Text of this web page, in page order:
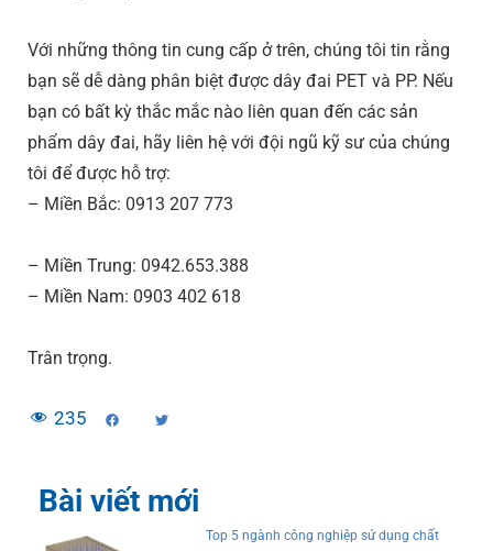
Với những thông tin cung cấp ở trên, chúng tôi tin rằng
bạn sẽ dễ dàng phân biệt được dây đai PET và PP. Nếu
bạn có bất kỳ thắc mắc nào liên quan đến các sản
phẩm dây đai, hãy liên hệ với đội ngũ kỹ sư của chúng
tôi để được hỗ trợ:
– Miền Bắc: 0913 207 773
– Miền Trung: 0942.653.388
– Miền Nam: 0903 402 618
Trân trọng.
235
Bài viết mới
Top 5 ngành công nghiệp sử dụng chất